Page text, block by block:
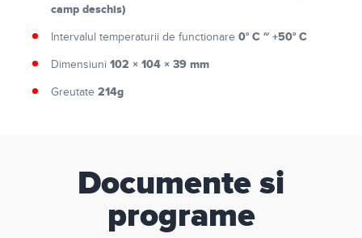
camp deschis)
Intervalul temperaturii de functionare 0° C ~ +50° C
Dimensiuni 102 × 104 × 39 mm
Greutate 214g
Documente si
programe